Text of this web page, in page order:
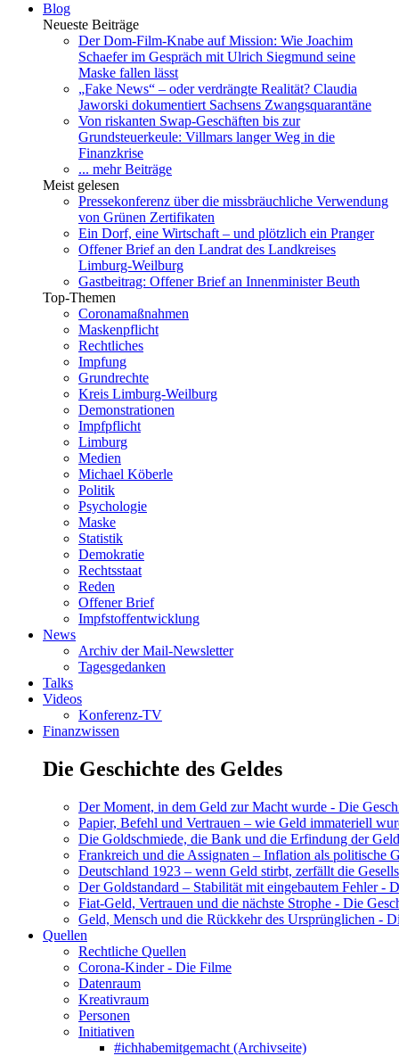
Blog
Neueste Beiträge
Der Dom-Film-Knabe auf Mission: Wie Joachim
Schaefer im Gespräch mit Ulrich Siegmund seine
Maske fallen lässt
„Fake News“ – oder verdrängte Realität? Claudia
Jaworski dokumentiert Sachsens Zwangsquarantäne
Von riskanten Swap-Geschäften bis zur
Grundsteuerkeule: Villmars langer Weg in die
Finanzkrise
... mehr Beiträge
Meist gelesen
Pressekonferenz über die missbräuchliche Verwendung
von Grünen Zertifikaten
Ein Dorf, eine Wirtschaft – und plötzlich ein Pranger
Offener Brief an den Landrat des Landkreises
Limburg-Weilburg
Gastbeitrag: Offener Brief an Innenminister Beuth
Top-Themen
Coronamaßnahmen
Maskenpflicht
Rechtliches
Impfung
Grundrechte
Kreis Limburg-Weilburg
Demonstrationen
Impfpflicht
Limburg
Medien
Michael Köberle
Politik
Psychologie
Maske
Statistik
Demokratie
Rechtsstaat
Reden
Offener Brief
Impfstoffentwicklung
News
Archiv der Mail-Newsletter
Tagesgedanken
Talks
Videos
Konferenz-TV
Finanzwissen
Die Geschichte des Geldes
Der Moment, in dem Geld zur Macht wurde - Die
Papier, Befehl und Vertrauen – wie Geld immateriell
Die Goldschmiede, die Bank und die Erfindung der
Frankreich und die Assignaten – Inflation als politische
Deutschland 1923 – wenn Geld stirbt, zerfällt die
Der Goldstandard – Stabilität mit eingebautem Fehler -
Fiat-Geld, Vertrauen und die nächste Strophe - Die
Geld, Mensch und die Rückkehr des Ursprünglichen -
Quellen
Rechtliche Quellen
Corona-Kinder - Die Filme
Datenraum
Kreativraum
Personen
Initiativen
#ichhabemitgemacht (Archivseite)